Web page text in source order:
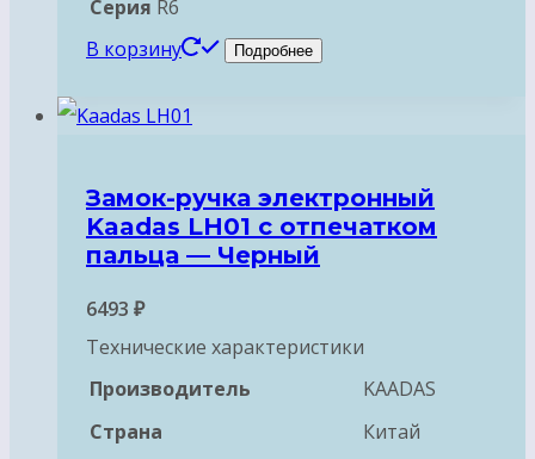
Серия R6
В корзину
Подробнее
Замок-ручка электронный
Kaadas LH01 с отпечатком
пальца — Черный
6493 ₽
Технические характеристики
Производитель
KAADAS
Страна
Китай